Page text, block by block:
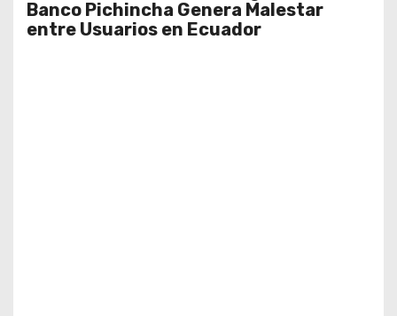
Banco Pichincha Genera Malestar
entre Usuarios en Ecuador